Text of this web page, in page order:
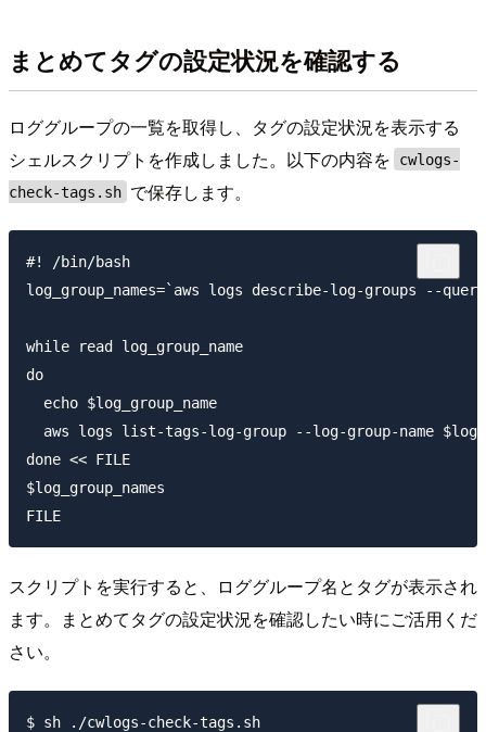
まとめてタグの設定状況を確認する
ロググループの一覧を取得し、タグの設定状況を表示する
シェルスクリプトを作成しました。以下の内容を
cwlogs-
check-tags.sh で保存します。
#! /bin/bash
log_group_names=`aws logs describe-log-groups --
while read log_group_name
do
  echo $log_group_name
aws logs list-tags-log-group --log-group-name
done << FILE
$log_group_names
スクリプトを実行すると、ロググループ名とタグが表示され
ます。まとめてタグの設定状況を確認したい時にご活用くだ
さい。
$ sh ./cwlogs-check-tags.sh